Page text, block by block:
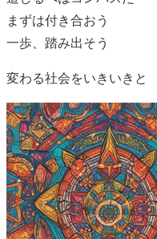
まずは付き合おう
一歩、踏み出そう
変わる社会をいきいきと